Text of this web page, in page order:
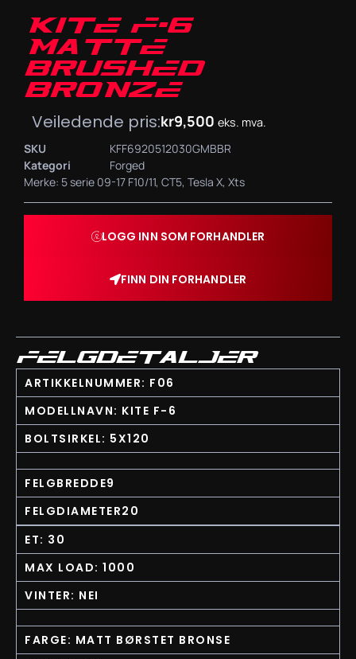
KITE F-6
MATTE
BRUSHED
BRONZE
Veiledende pris:kr9,500 eks. mva.
SKU
KFF6920512030GMBBR
Kategori
Forged
Merke: 5 serie 09-17 F10/11, CT5, Tesla X, Xts
LOGG INN SOM FORHANDLER
FINN DIN FORHANDLER
FELGDETALJER
ARTIKKELNUMMER: F06
MODELLNAVN: KITE F-6
BOLTSIRKEL: 5X120
FELGBREDDE9
FELGDIAMETER20
ET: 30
MAX LOAD: 1000
VINTER: NEI
FARGE: MATT BØRSTET BRONSE